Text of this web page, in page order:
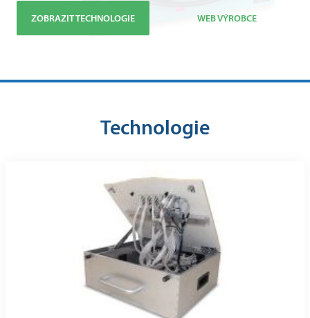
ZOBRAZIT TECHNOLOGIE WEB VÝROBCE
Technologie